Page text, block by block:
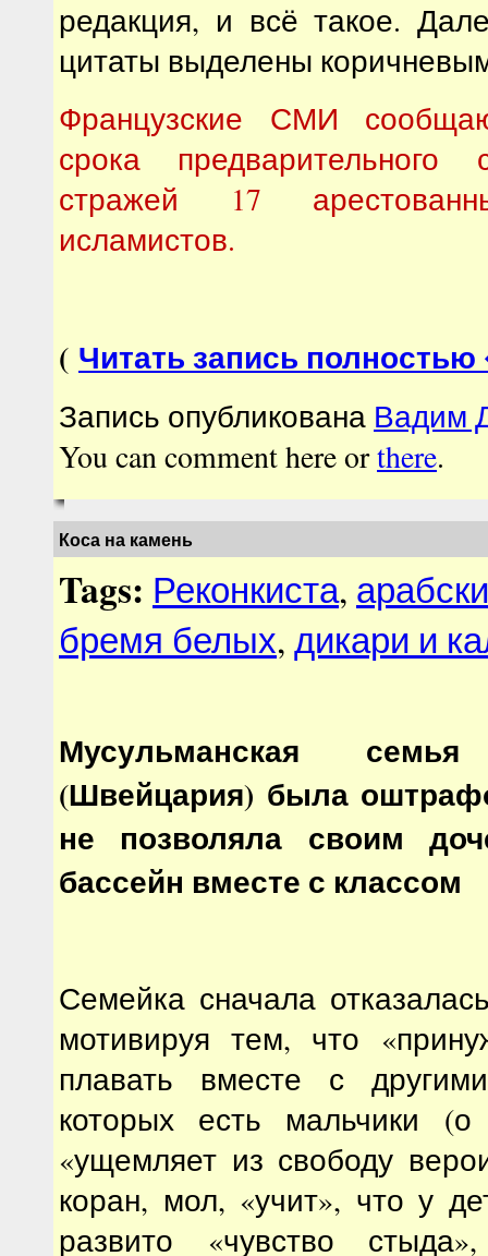
редакция, и всё такое.
цитаты выделены
Французские СМИ
срока предварительного
стражей 17
исламистов.
( Читать запись
Запись опубликована Вадим
You can comment here orthere.
Коса на камень
Tags: Реконкиста,
бремя белых, дикари и
Мусульманская
(Швейцария) была
не позволяла своим
бассейн вместе с классом
Семейка сначала
мотивируя тем, что
плавать вместе с
которых есть мальчики
«ущемляет из свободу
коран, мол, «учит», что у
развито «чувство